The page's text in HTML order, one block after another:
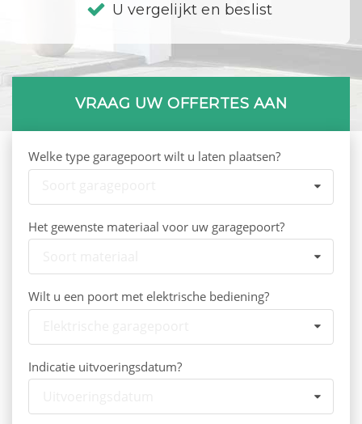
U vergelijkt en beslist
VRAAG UW OFFERTES AAN
Welke type garagepoort wilt u laten plaatsen?
Het gewenste materiaal voor uw garagepoort?
Wilt u een poort met elektrische bediening?
Indicatie uitvoeringsdatum?